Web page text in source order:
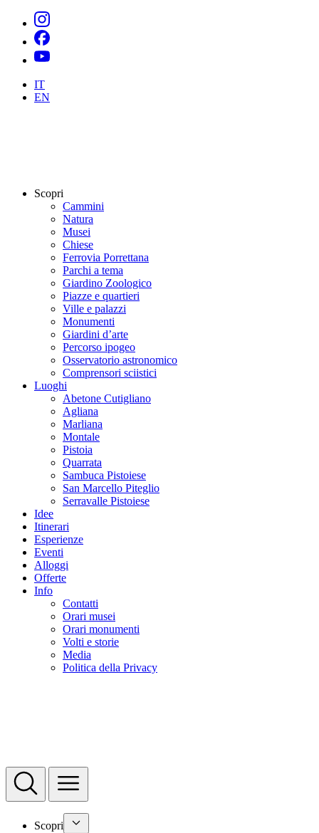
IT
EN
Scopri
Cammini
Natura
Musei
Chiese
Ferrovia Porrettana
Parchi a tema
Giardino Zoologico
Piazze e quartieri
Ville e palazzi
Monumenti
Giardini d’arte
Percorso ipogeo
Osservatorio astronomico
Comprensori sciistici
Luoghi
Abetone Cutigliano
Agliana
Marliana
Montale
Pistoia
Quarrata
Sambuca Pistoiese
San Marcello Piteglio
Serravalle Pistoiese
Idee
Itinerari
Esperienze
Eventi
Alloggi
Offerte
Info
Contatti
Orari musei
Orari monumenti
Volti e storie
Media
Politica della Privacy
Scopri